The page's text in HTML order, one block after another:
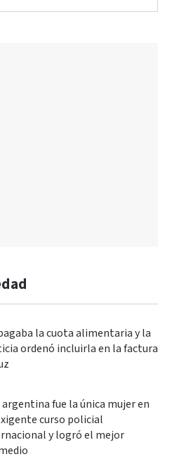
la cuota alimentaria y la
ordenó incluirla en la factura
argentina fue la única mujer en
curso policial
y logró el mejor